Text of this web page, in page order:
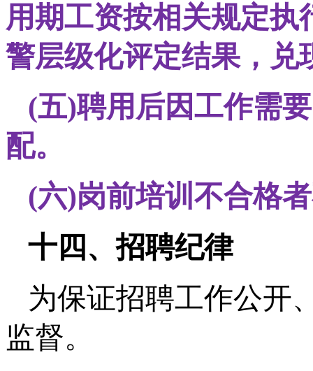
用期工资按相关规定
警层级化评定结果，兑
(五)聘用后因工作需
配。
(六)岗前培训不合格
十四、招聘纪律
为保证招聘工作公开
监督。